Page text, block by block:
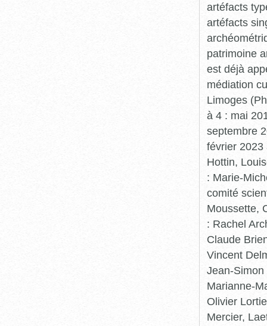
artéfacts
artéfacts
patrimoine
est déjà
médiation
Limoges
à 4 : mai
septembre
février 2023
Hottin,
: Marie-
comité
Moussette,
: Rachel
Claude
Vincent
Jean-
Marianne-
Olivier
Mercier,